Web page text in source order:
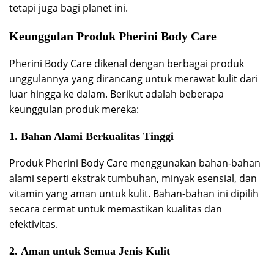
tetapi juga bagi planet ini.
Keunggulan Produk Pherini Body Care
Pherini Body Care dikenal dengan berbagai produk
unggulannya yang dirancang untuk merawat kulit dari
luar hingga ke dalam. Berikut adalah beberapa
keunggulan produk mereka:
1. Bahan Alami Berkualitas Tinggi
Produk Pherini Body Care menggunakan bahan-bahan
alami seperti ekstrak tumbuhan, minyak esensial, dan
vitamin yang aman untuk kulit. Bahan-bahan ini dipilih
secara cermat untuk memastikan kualitas dan
efektivitas.
2. Aman untuk Semua Jenis Kulit